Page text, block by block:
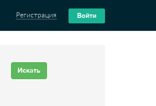
Регистрация Войти